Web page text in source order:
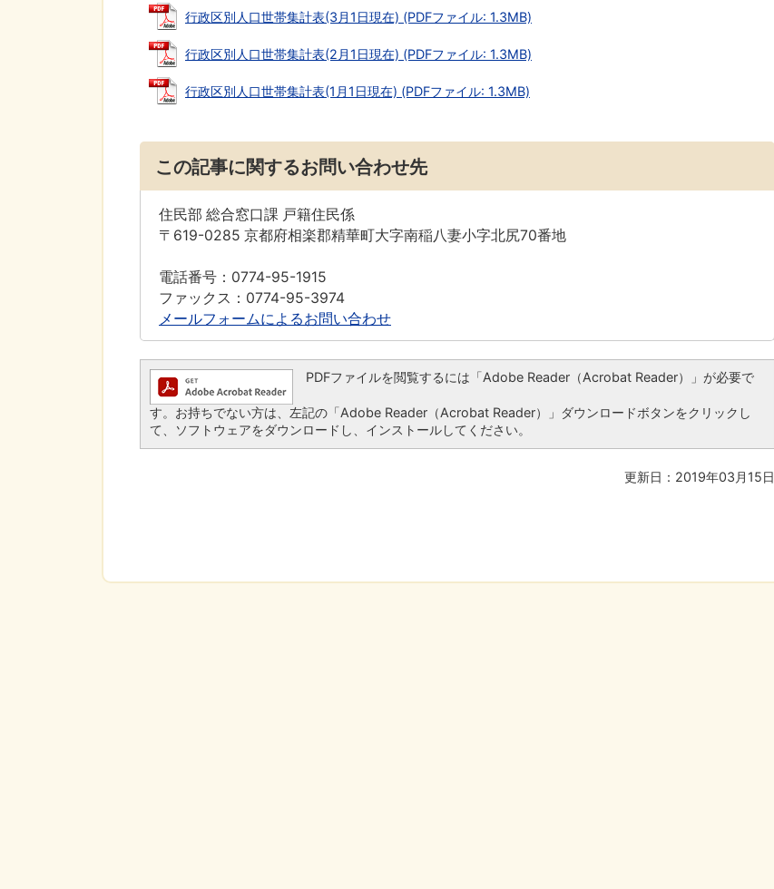
行政区別人口世帯集計表(3月1日現在) (PDFファイル: 1.3MB)
行政区別人口世帯集計表(2月1日現在) (PDFファイル: 1.3MB)
行政区別人口世帯集計表(1月1日現在) (PDFファイル: 1.3MB)
この記事に関するお問い合わせ先
住民部 総合窓口課 戸籍住民係
〒619-0285 京都府相楽郡精華町大字南稲八妻小字北尻70番地
電話番号：0774-95-1915
ファックス：0774-95-3974
メールフォームによるお問い合わせ
PDFファイルを閲覧するには「Adobe Reader（Acrobat Reader）」が必要で
す。お持ちでない方は、左記の「Adobe Reader（Acrobat Reader）」ダウンロードボタンをクリックし
て、ソフトウェアをダウンロードし、インストールしてください。
更新日：2019年03月15日